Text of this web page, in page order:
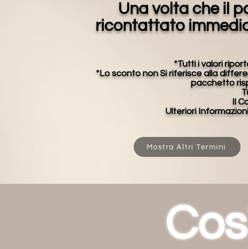
Una volta che il
ricontattato
*Tutti i valori
*Lo sconto non Si riferisce alla
pacchetto
Il
Ulteriori
Mostra Altri Termini